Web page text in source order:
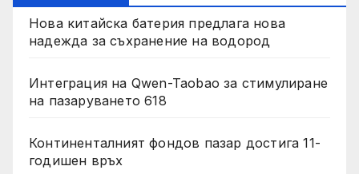
Нова китайска батерия предлага нова
надежда за съхранение на водород
Интеграция на Qwen-Taobao за стимулиране
на пазаруването 618
Континенталният фондов пазар достига 11-
годишен връх